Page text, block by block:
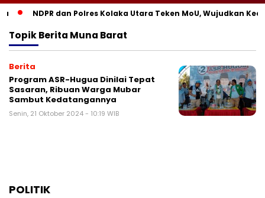
NDPR dan Polres Kolaka Utara Teken MoU, Wujudkan
TopikBerita Muna Barat
Berita
Program ASR-Hugua Dinilai Tepat
Sasaran, Ribuan Warga Mubar
Sambut Kedatangannya
Senin, 21 Oktober 2024 - 10:19 WIB
POLITIK